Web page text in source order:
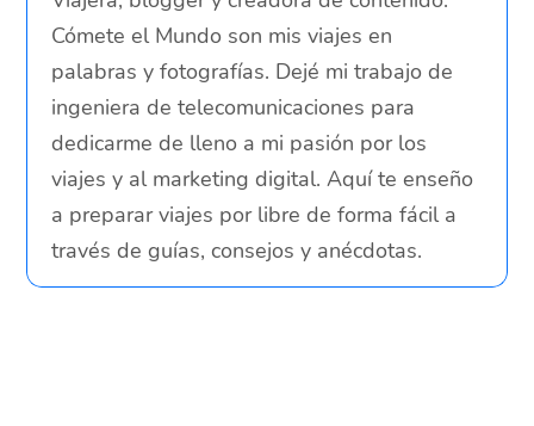
Cómete el Mundo son mis viajes en
palabras y fotografías. Dejé mi trabajo de
ingeniera de telecomunicaciones para
dedicarme de lleno a mi pasión por los
viajes y al marketing digital. Aquí te enseño
a preparar viajes por libre de forma fácil a
través de guías, consejos y anécdotas.